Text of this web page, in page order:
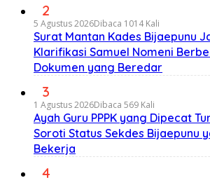
2
5 Agustus 2026Dibaca 1014 Kali
Surat Mantan Kades Bijaepunu
Klarifikasi Samuel Nomeni
Dokumen yang Beredar
3
1 Agustus 2026Dibaca 569 Kali
Ayah Guru PPPK yang Dipecat
Soroti Status Sekdes Bijaepunu
Bekerja
4